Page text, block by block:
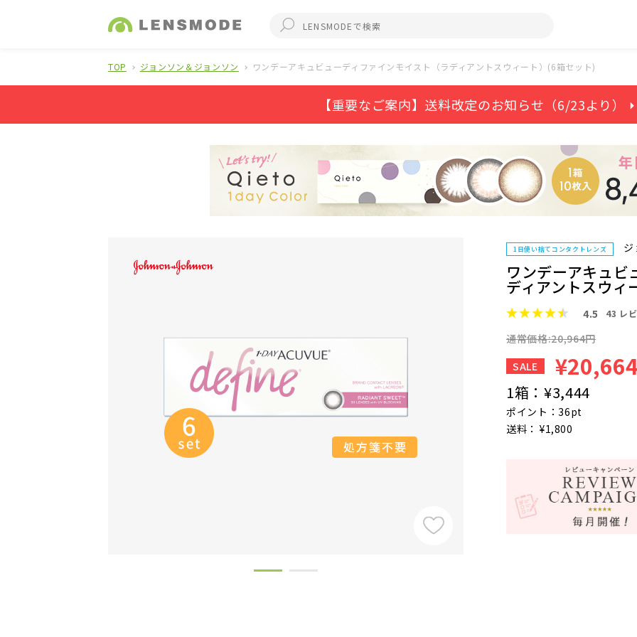
TOP ジョンソン＆ジョンソン ワンデーアキュビューディファインモイスト（ラディアントスウィート）(6箱セット)
【重要なご案内】送料改定のお知らせ（6/23より） ⏵
1日使い捨てコンタクトレンズ ジ
ワンデーアキュビ
ディアントスウィ
4.5 43 レ
通常価格:20,964円
SALE
1箱： ¥3,444
ポイント：36pt
送料： ¥1,800